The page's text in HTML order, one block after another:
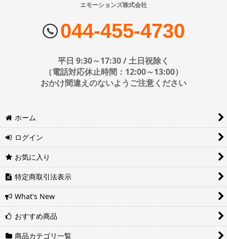
ヤマト運輸・佐川急便・日本郵便・西濃運輸を使用しております。
配送会社はお選びいただけません。
時間指定は下記の通りです。
日時指定は4日後以降の指定となります。それ以前の日時指定をご希
望の場合は備考欄に記入をお願いします。
■地域ごとの最短配達日時について
い。
ヤマト運輸サービスレベル一覧表(PDF)
西濃運輸サービスレベル一覧表(PDF)
エモーションズ株式会社
044-455-4730
平日 9:30～17:30 / 土日祝除く
（電話対応休止時間：12:00～13:00）
おかけ間違えのないようご注意ください
ホーム
ログイン
お気に入り
特定商取引法表示
What's New
おすすめ商品
商品カテゴリ一覧